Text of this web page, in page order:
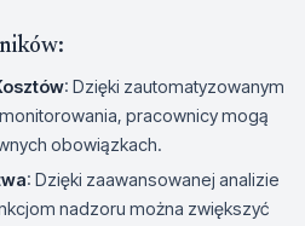
: Dzięki zautomatyzowanym
pracownicy mogą
obowiązkach.
: Dzięki zaawansowanej analizie
nadzoru można zwiększyć